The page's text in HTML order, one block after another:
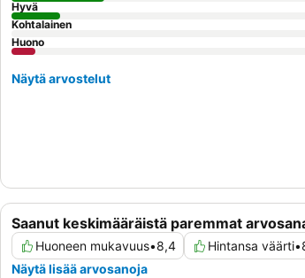
Saanut keskimääräistä paremmat
Huoneen mukavuus•8,4 Hintansa väärti•
Näytä lisää arvosanoja
Hyvä
Kohtalainen
Huono
Näytä arvostelut